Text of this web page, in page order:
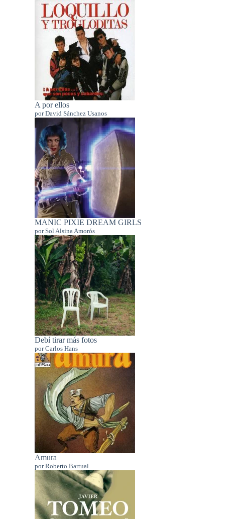
A por ellos
por David Sánchez Usanos
MANIC PIXIE DREAM GIRLS
por Sol Alsina Amorós
Debí tirar más fotos
por Carlos Hans
Amura
por Roberto Bartual